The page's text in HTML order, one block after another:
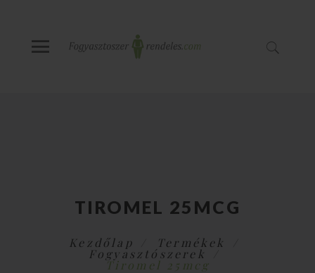
TIROMEL 25MCG
Kezdőlap Termékek
Fogyasztószerek
Tiromel 25mcg